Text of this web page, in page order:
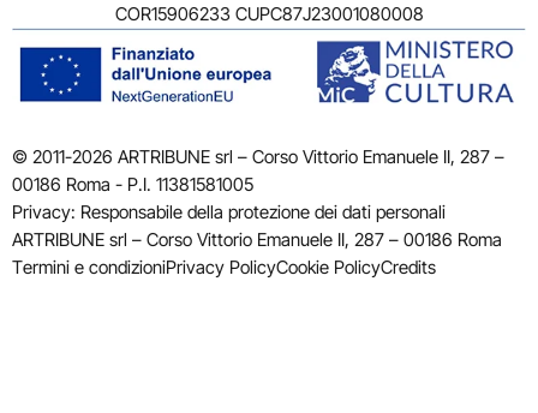
COR15906233 CUPC87J23001080008
© 2011-2026 ARTRIBUNE srl – Corso Vittorio Emanuele II, 287 –
00186 Roma - P.I. 11381581005
Privacy: Responsabile della protezione dei dati personali
ARTRIBUNE srl – Corso Vittorio Emanuele II, 287 – 00186 Roma
Termini e condizioniPrivacy PolicyCookie PolicyCredits